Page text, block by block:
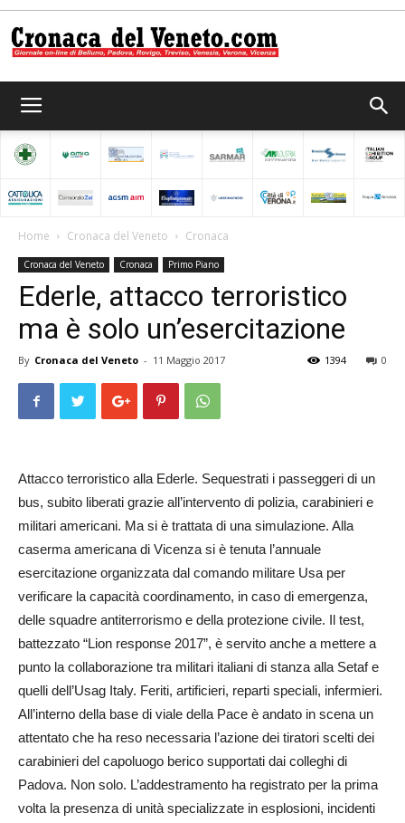
del
Veneto
Home Cronaca del Veneto Cronaca
Cronaca del Veneto Cronaca Primo Piano
Ederle, attacco terroristico
ma è solo un’esercitazione
By Cronaca del Veneto - 11 Maggio 2017 0
1394
Attacco terroristico alla Ederle. Sequestrati i passeggeri di un
bus, subito liberati grazie all’intervento di polizia, carabinieri e
militari americani. Ma si è trattata di una simulazione. Alla
caserma americana di Vicenza si è tenuta l’annuale
esercitazione organizzata dal comando militare Usa per
verificare la capacità coordinamento, in caso di emergenza,
delle squadre antiterrorismo e della protezione civile. Il test,
battezzato “Lion response 2017”, è servito anche a mettere a
punto la collaborazione tra militari italiani di stanza alla Setaf e
quelli dell’Usag Italy. Feriti, artificieri, reparti speciali, infermieri.
All’interno della base di viale della Pace è andato in scena un
attentato che ha reso necessaria l’azione dei tiratori scelti dei
carabinieri del capoluogo berico supportati dai colleghi di
Padova. Non solo. L’ad­destramento ha registrato per la prima
volta la presenza di unità specializzate in esplosioni, incidenti